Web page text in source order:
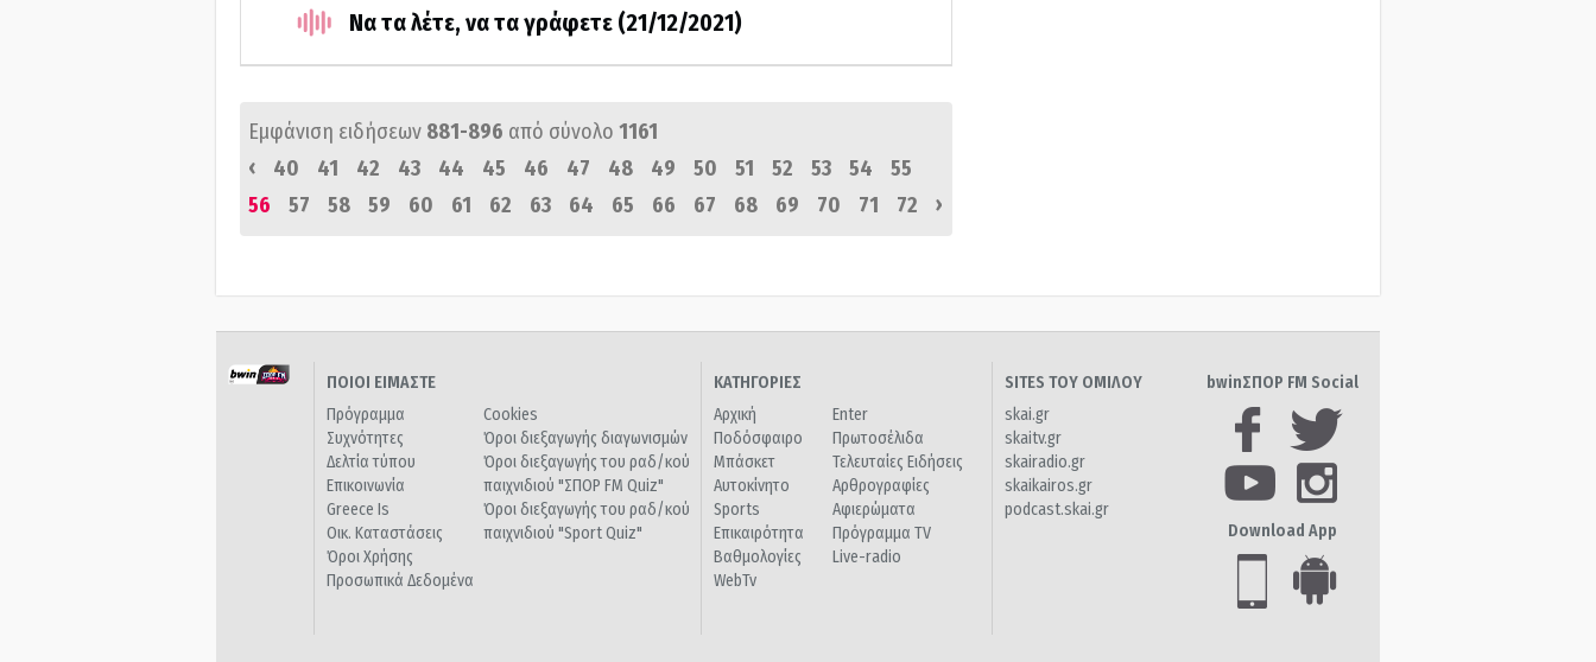
Να τα λέτε, να τα γράφετε (21/12/2021)
Εμφάνιση ειδήσεων 881-896 από σύνολο 1161
‹
40 41 42 43 44 45 46 47 48 49 50 51 52 53 54
55
56
57 58 59 60 61 62 63 64 65 66 67 68 69 70 71 72 ›
ΠΟΙΟΙ ΕΙΜΑΣΤΕ
Πρόγραμμα
Συχνότητες
Δελτία τύπου
Επικοινωνία
Greece Is
Οικ. Καταστάσεις
Όροι Χρήσης
Προσωπικά Δεδομένα
Cookies
Όροι διεξαγωγής διαγωνισμών
Όροι διεξαγωγής του ραδ/κού
παιχνιδιού "ΣΠΟΡ FM Quiz"
Όροι διεξαγωγής του ραδ/κού
παιχνιδιού "Sport Quiz"
ΚΑΤΗΓΟΡΙΕΣ
Αρχική
Ποδόσφαιρο
Μπάσκετ
Αυτοκίνητο
Sports
Επικαιρότητα
Βαθμολογίες
WebTv
Enter
Πρωτοσέλιδα
Τελευταίες Ειδήσεις
Αρθρογραφίες
Αφιερώματα
Πρόγραμμα TV
Live-radio
SITES ΤΟΥ ΟΜΙΛΟΥ
skai.gr
skaitv.gr
skairadio.gr
skaikairos.gr
podcast.skai.gr
bwinΣΠΟΡ FM Social
Download App